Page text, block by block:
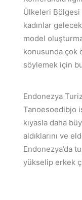
Ülkeleri Bölgesi
kadınlar
model
konusunda çok
söylemek için
Endonezya
Tanoesoedibjo
kıyasla daha
aldıklarını ve
Endonezya’da
yükselip erkek